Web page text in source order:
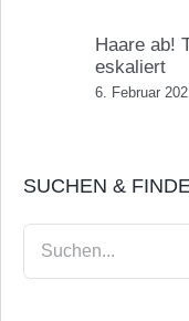
Haare ab!
eskaliert
6. Februar
SUCHEN &
nach: